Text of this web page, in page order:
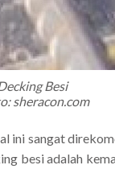
Besi
sheracon.com
sangat
besi adalah